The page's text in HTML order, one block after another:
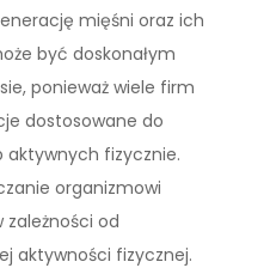
mięśni oraz ich
być doskonałym
ponieważ wiele firm
dostosowane do
aktywnych fizycznie.
organizmowi
zależności od
aktywności fizycznej.